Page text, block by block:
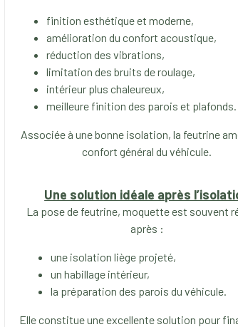
finition esthétique et moderne,
amélioration du confort acoustique,
réduction des vibrations,
limitation des bruits de roulage,
intérieur plus chaleureux,
meilleure finition des parois et plafonds.
Associée à une bonne isolation, la feutrine
confort général du véhicule.
Une solution idéale après
La pose de feutrine, moquette est souvent
après :
une isolation liège projeté,
un habillage intérieur,
la préparation des parois du véhicule.
Elle constitue une excellente solution pour